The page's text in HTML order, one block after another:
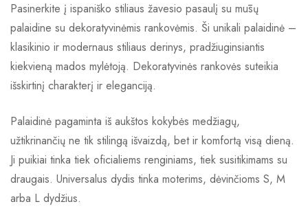
Pasinerkite į ispaniško stiliaus žavesio pasaulį su mūsų
palaidine su dekoratyvinėmis rankovėmis. Ši unikali palaidinė –
klasikinio ir modernaus stiliaus derinys, pradžiuginsiantis
kiekvieną mados mylėtoją. Dekoratyvinės rankovės suteikia
išskirtinį charakterį ir eleganciją.
Palaidinė pagaminta iš aukštos kokybės medžiagų,
užtikrinančių ne tik stilingą išvaizdą, bet ir komfortą visą dieną.
Ji puikiai tinka tiek oficialiems renginiams, tiek susitikimams su
draugais. Universalus dydis tinka moterims, dėvinčioms S, M
arba L dydžius.